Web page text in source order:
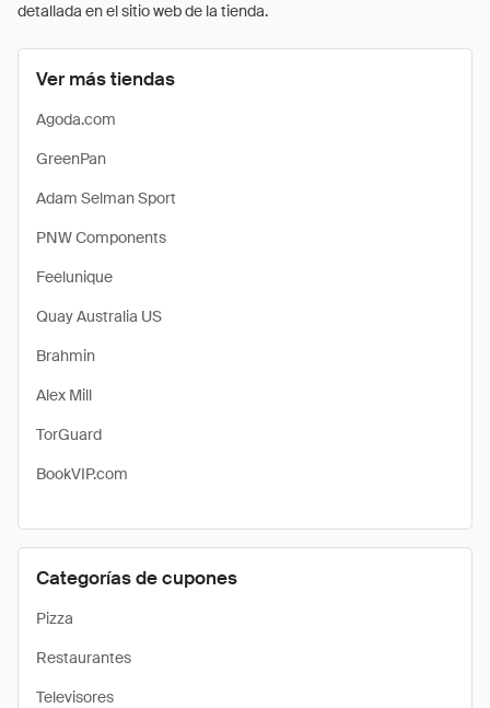
detallada en el sitio web de la tienda.
Ver más tiendas
Agoda.com
GreenPan
Adam Selman Sport
PNW Components
Feelunique
Quay Australia US
Brahmin
Alex Mill
TorGuard
BookVIP.com
Categorías de cupones
Pizza
Restaurantes
Televisores